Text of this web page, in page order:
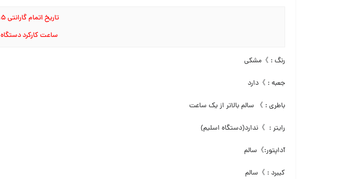
تاریخ اتمام گارانتی ۱۵-۱۲-۱۴۰۳
ساعت کارکرد دستگاه ۱۰ ساعت
️رنگ : 》مشکی
جعبه : 》دارد
باطری : 》 سالم بالاتر از یک ساعت
رایتر : 》ندارد(دستگاه اسلیم)
آداپتور:》سالم
کیبرد : 》سالم